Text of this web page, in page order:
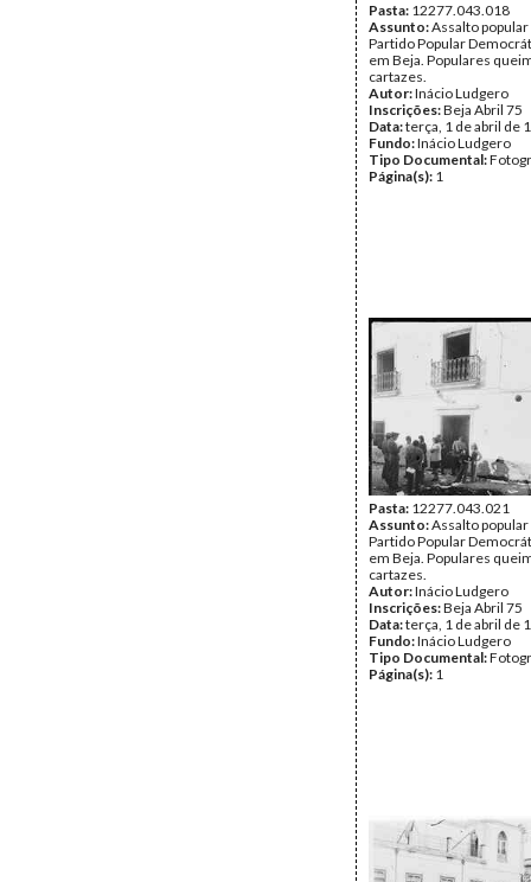
Pasta: 12277.043.018
Assunto:Assalto popular
Partido Popular
em Beja. Populares
cartazes.
Autor:Inácio Ludgero
Inscrições:Beja Abril 75
Data:terça, 1 de abril de
Fundo:Inácio Ludgero
Tipo Documental:
Página(s): 1
Pasta: 12277.043.021
Assunto:Assalto popular
Partido Popular
em Beja. Populares
cartazes.
Autor:Inácio Ludgero
Inscrições:Beja Abril 75
Data:terça, 1 de abril de
Fundo:Inácio Ludgero
Tipo Documental:
Página(s): 1